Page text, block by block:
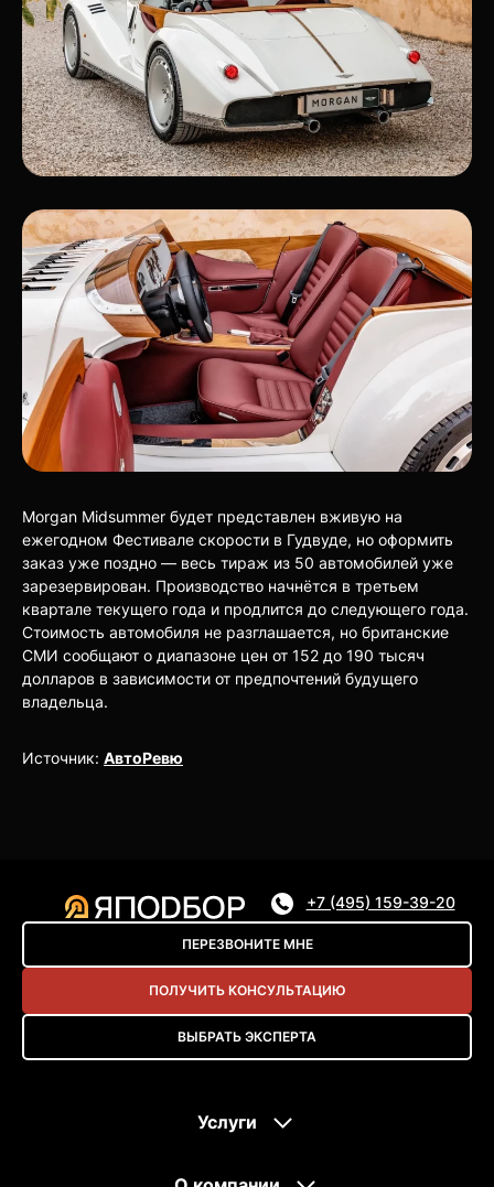
Morgan Midsummer будет представлен вживую на
ежегодном Фестивале скорости в Гудвуде, но оформить
заказ уже поздно — весь тираж из 50 автомобилей уже
зарезервирован. Производство начнётся в третьем
квартале текущего года и продлится до следующего года.
Стоимость автомобиля не разглашается, но британские
СМИ сообщают о диапазоне цен от 152 до 190 тысяч
долларов в зависимости от предпочтений будущего
владельца.
Источник: АвтоРевю
+7 (495) 159-39-20
ПЕРЕЗВОНИТЕ МНЕ
ПОЛУЧИТЬ КОНСУЛЬТАЦИЮ
ВЫБРАТЬ ЭКСПЕРТА
Услуги